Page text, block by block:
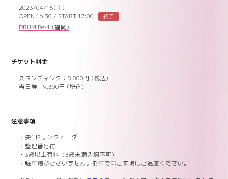
2023/04/15(土)
OPEN 16:30/ START 17:00 終了
DRUM Be-1 (福岡)
チケット料金
スタンディング：8,800円 (税込)
当日券：9,300円 (税込)
注意事項
・要1ドリンクオーダー
・整理番号付
・3歳以上有料（3歳未満入場不可）
・駐車場がございません。お車でのご来場はご遠慮ください。